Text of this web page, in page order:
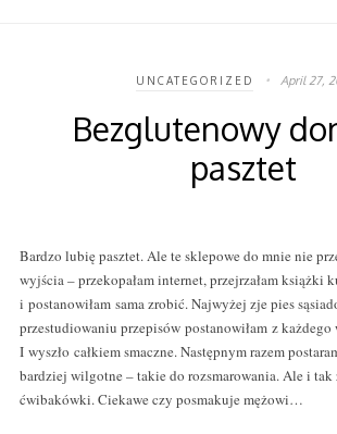
UNCATEGORIZED April 27,
Bezglutenowy
pasztet
Bardzo lubię pasztet. Ale te sklepowe do mnie nie
wyjścia – przekopałam internet, przejrzałam książki
i postanowiłam sama zrobić. Najwyżej zje pies
przestudiowaniu przepisów postanowiłam z każdego
I wyszło całkiem smaczne. Następnym razem
bardziej wilgotne – takie do rozsmarowania. Ale i tak
ćwibakówki. Ciekawe czy posmakuje mężowi…